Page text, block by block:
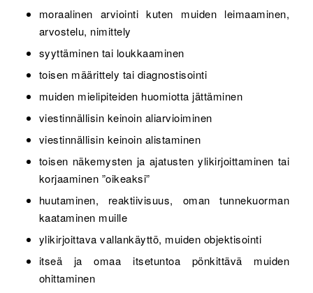
moraalinen arviointi kuten muiden leimaaminen,
arvostelu, nimittely
syyttäminen tai loukkaaminen
toisen määrittely tai diagnostisointi
muiden mielipiteiden huomiotta jättäminen
viestinnällisin keinoin aliarvioiminen
viestinnällisin keinoin alistaminen
toisen näkemysten ja ajatusten ylikirjoittaminen tai
korjaaminen ”oikeaksi”
huutaminen, reaktiivisuus, oman tunnekuorman
kaataminen muille
ylikirjoittava vallankäyttö, muiden objektisointi
itseä ja omaa itsetuntoa pönkittävä muiden
ohittaminen